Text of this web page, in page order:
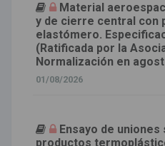
Material
y de cierre central con
elastómero.
(Ratificada por la
Normalización en
01/08/2026
Ensayo de uniones
productos